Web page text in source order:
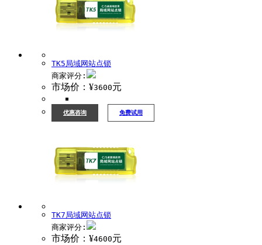
TK5局域网站点锁
商家评分:
市场价：¥3600元
优惠咨询 免费试用
TK7局域网站点锁
商家评分:
市场价：¥4600元